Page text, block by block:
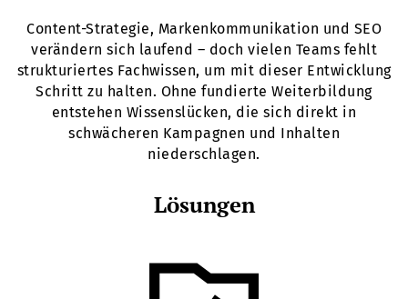
Content-Strategie, Markenkommunikation und SEO
verändern sich laufend – doch vielen Teams fehlt
strukturiertes Fachwissen, um mit dieser Entwicklung
Schritt zu halten. Ohne fundierte Weiterbildung
entstehen Wissenslücken, die sich direkt in
schwächeren Kampagnen und Inhalten
niederschlagen.
Lösungen